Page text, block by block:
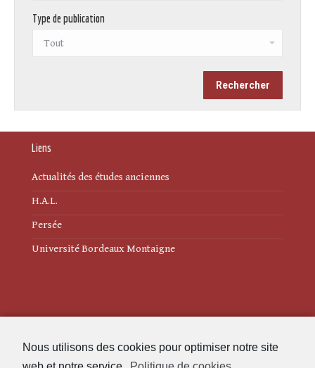
Nous utilisons des cookies pour optimiser notre site
Type de publication
Liens
Actualités des études anciennes
H.A.L.
Persée
Université Bordeaux Montaigne
Politique de cookies (UE)